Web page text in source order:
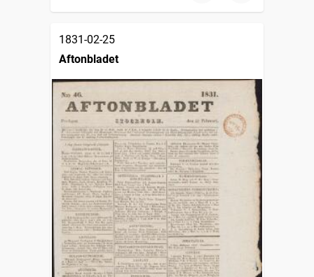
1831-02-25
Aftonbladet